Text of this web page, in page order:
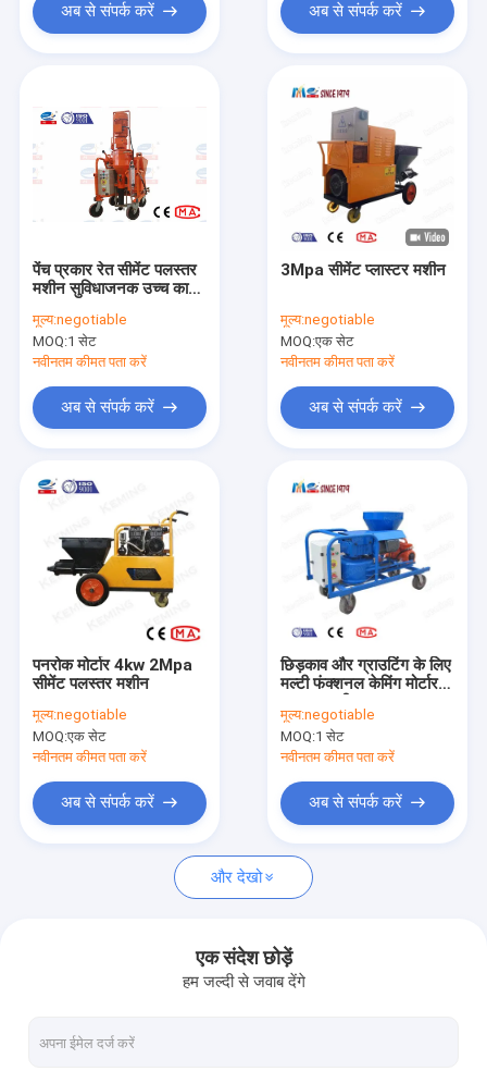
वीआर दिखाएँ
हमारे बारे में
संपर्क करें
समाचार
एक उद्धरण की विनती करे
ड्राई मिक्स शॉटकार्ट मशीन
वेट मिक्स शॉटकार्ट मशीन
अब से संपर्क करें अब से संपर्क करें
पेंच प्रकार रेत सीमेंट पलस्तर
मशीन सुविधाजनक उच्च कार्य
मूल्य:negotiable
MOQ:1 सेट
नवीनतम कीमत पता करें
अब से संपर्क करें
3Mpa सीमेंट प्लास्टर मशीन
मूल्य:negotiable
MOQ:एक सेट
नवीनतम कीमत पता करें
अब से संपर्क करें
पनरोक मोर्टार 4kw 2Mpa
सीमेंट पलस्तर मशीन
मूल्य:negotiable
MOQ:एक सेट
नवीनतम कीमत पता करें
अब से संपर्क करें
छिड़काव और ग्राउटिंग के लिए
मल्टी फंक्शनल केमिंग मोर्टार
मूल्य:negotiable
MOQ:1 सेट
नवीनतम कीमत पता करें
अब से संपर्क करें
और देखो
एक संदेश छोड़ें
हम जल्दी से जवाब देंगे